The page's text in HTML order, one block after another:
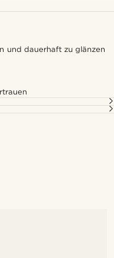
und dauerhaft zu glänzen